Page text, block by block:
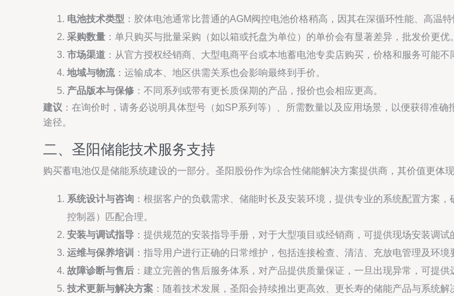
电池技术类型 ：胶体电池通常比普通的AGM阀控电池价格稍高，因其在深循环性能、高温特
采购数量 ：单只购买与批量采购（如以箱或托盘为单位）的单价会有显著差异，批发价更优。
市场渠道 ：从官方授权经销商、大型电商平台或本地蓄电池专卖店购买，价格和服务可能不
地域与物流：运输成本、地区供需关系也会影响最终到手价。
产品版本与保修 ：不同系列或带有更长质保期的产品，报价也会相应更高。
建议 ：在询价时，请务必说明具体型号（如SP系列等）、所需数量以及应用场景，以便获得准
途径。
二、圣阳储能技术服务支持
购买蓄电池仅是储能系统建设的一部分。圣阳股份作为综合性储能解决方案提供商，其价值更体
系统设计与咨询 ：根据客户的负载需求、储能时长及安装环境，提供专业的系统配置方案
控制器）匹配合理。
安装与调试指导 ：提供规范的安装指导手册，对于大型项目或经销商，可提供现场安装调试
运维与保养培训
：指导用户进行正确的日常维护，包括连接检查、清洁、充放电管理及环
故障诊断与售后 ：建立完善的售后服务体系，对产品提供质量保证，一旦出现异常，可提供
技术更新与解决方案 ：随着技术发展，圣阳会持续推出更高效、更长寿的储能产品与系统解